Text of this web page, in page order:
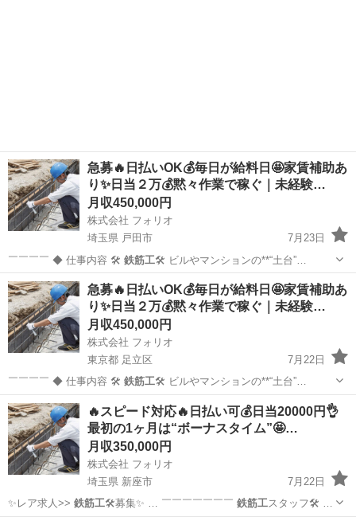
急募🔥日払いOK💰毎日が給料日🤩家賃補助あ
り✨日当２万💰黙々作業で稼ぐ｜未経験…
月収450,000円
株式会社 フォリオ
埼玉県 戸田市
7月23日
￣￣￣￣ ◆ 仕事内容 🛠️ 鉄筋工🛠️ ビルやマンションの**“土台”…
埼玉 戸田市 鳶職 未経験
急募🔥日払いOK💰毎日が給料日🤩家賃補助あ
り✨日当２万💰黙々作業で稼ぐ｜未経験…
月収450,000円
株式会社 フォリオ
東京都 足立区
7月22日
￣￣￣￣ ◆ 仕事内容 🛠️ 鉄筋工🛠️ ビルやマンションの**“土台”…
東京 足立区 鳶職 未経験
🔥スピード対応🔥日払い可💰日当20000円👌
最初の1ヶ月は“ボーナスタイム”🤩…
月収350,000円
株式会社 フォリオ
埼玉県 新座市
7月22日
✨レア求人>> 鉄筋工 🛠️募集✨ … ￣￣￣￣￣￣￣ 鉄筋工 スタッフ🛠️ …